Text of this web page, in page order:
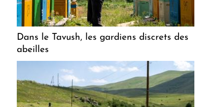
Dans le Tavush, les gardiens discrets des
abeilles